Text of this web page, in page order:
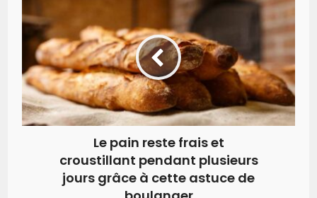
Le pain reste frais et
croustillant pendant plusieurs
jours grâce à cette astuce de